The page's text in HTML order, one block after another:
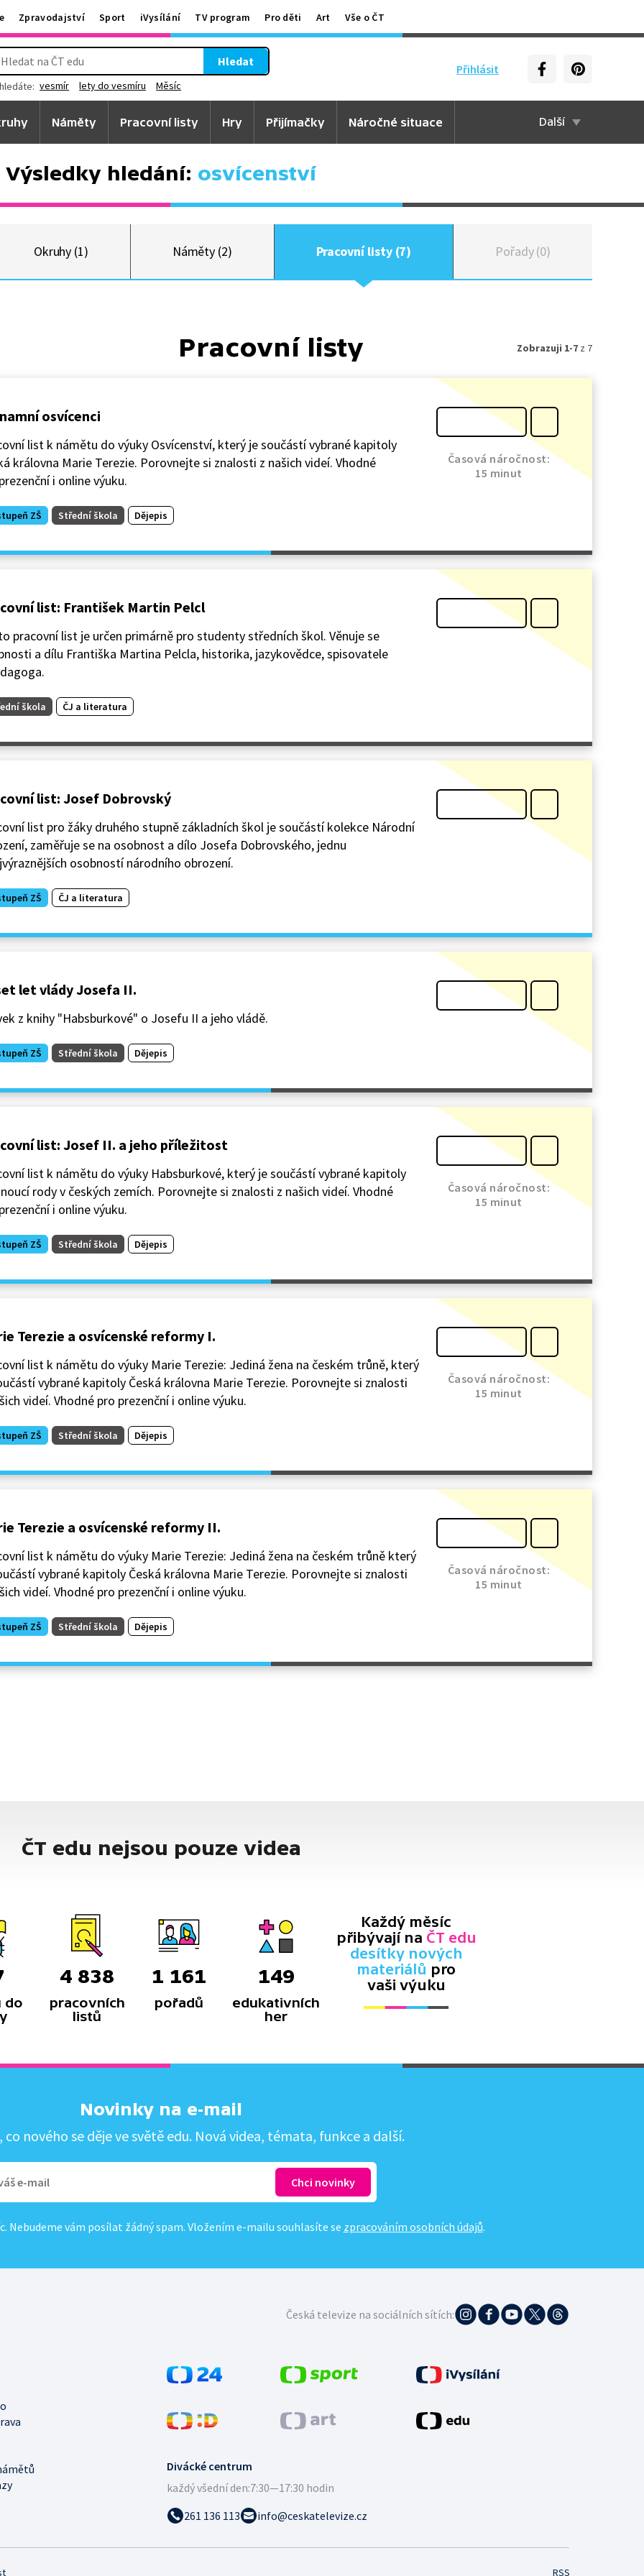
Zpravodajství Sport iVysílání TV program Pro děti Art Vše o ČT
Přihlásit
Hledat
vesmír lety do vesmíru Měsíc
Náměty Pracovní listy Hry Přijímačky Náročné situace Další
Výsledky hledání: osvícenství
Okruhy (1) Náměty (2) Pracovní listy (7) Pořady (0)
Pracovní listy Zobrazuji 1-7 z 7
osvícenci
list k námětu do výuky Osvícenství, který je součástí vybrané kapitoly
královna Marie Terezie. Porovnejte si znalosti z našich videí. Vhodné
i online výuku.
ZŠ Střední škola Dějepis
Časová náročnost:
15 minut
list: František Martin Pelcl
pracovní list je určen primárně pro studenty středních škol. Věnuje se
a dílu Františka Martina Pelcla, historika, jazykovědce, spisovatele
škola ČJ a literatura
list: Josef Dobrovský
list pro žáky druhého stupně základních škol je součástí kolekce Národní
zaměřuje se na osobnost a dílo Josefa Dobrovského, jednu
osobností národního obrození.
ZŠ ČJ a literatura
let vlády Josefa II.
z knihy "Habsburkové" o Josefu II a jeho vládě.
ZŠ Střední škola Dějepis
list: Josef II. a jeho příležitost
list k námětu do výuky Habsburkové, který je součástí vybrané kapitoly
rody v českých zemích. Porovnejte si znalosti z našich videí. Vhodné
i online výuku.
ZŠ Střední škola Dějepis
Časová náročnost:
15 minut
Terezie a osvícenské reformy I.
list k námětu do výuky Marie Terezie: Jediná žena na českém trůně, který
vybrané kapitoly Česká královna Marie Terezie. Porovnejte si znalosti
videí. Vhodné pro prezenční i online výuku.
ZŠ Střední škola Dějepis
Časová náročnost:
15 minut
Terezie a osvícenské reformy II.
list k námětu do výuky Marie Terezie: Jediná žena na českém trůně který
vybrané kapitoly Česká královna Marie Terezie. Porovnejte si znalosti
videí. Vhodné pro prezenční i online výuku.
ZŠ Střední škola Dějepis
Časová náročnost:
15 minut
ČT edu nejsou pouze videa
do
4 838
pracovních
listů
1 161
pořadů
149
edukativních
her
Každý měsíc
přibývají na ČT edu
desítky nových
materiálů pro
vaši výuku
Novinky na e-mail
nového se děje ve světě edu. Nová videa, témata, funkce a další.
Nebudeme vám posílat žádný spam. Vložením e-mailu souhlasíte se zpracováním osobních údajů.